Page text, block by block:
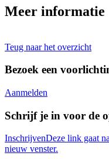
Meer informatie
Teug naar het overzicht
Bezoek een
Aanmelden
Schrijf je in voor de
InschrijvenDeze link gaat
nieuw venster.